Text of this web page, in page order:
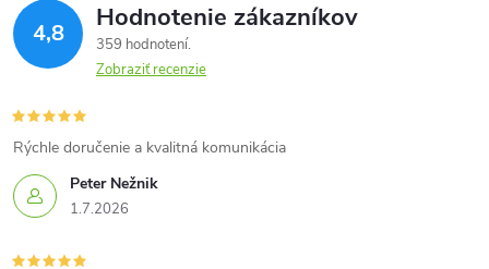
4,8 Hodnotenie zákazníkov
359 hodnotení
Zobraziť recenzie
Peter Nežnik
1.7.2026
Rýchle doručenie a kvalitná komunikácia